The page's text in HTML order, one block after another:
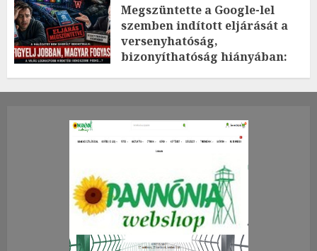
Megszüntette a Google-lel
szemben indított eljárását a
versenyhatóság,
bizonyíthatóság hiányában:
2026.JÚLIUS.23. CSÜTÖRTÖK.
0